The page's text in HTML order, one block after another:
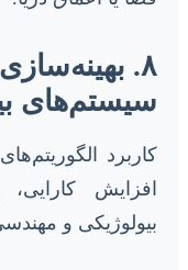
۸.
سیستم‌های
کاربرد
افزایش
بیولوژیکی و